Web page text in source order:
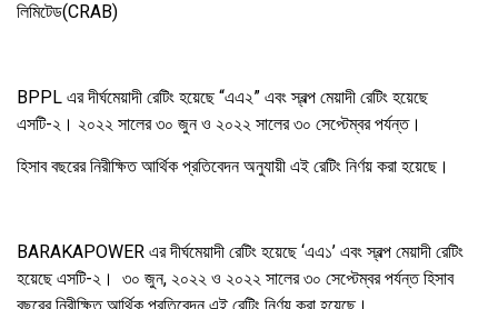
লিমিটেড(CRAB)
BPPL এর দীর্ঘমেয়াদী রেটিং হয়েছে “এএ২” এবং স্বল্প মেয়াদী রেটিং হয়েছে
এসটি-২। ২০২২ সালের ৩০ জুন ও ২০২২ সালের ৩০ সেপ্টেম্বর পর্যন্ত।
হিসাব বছরের নিরীক্ষিত আর্থিক প্রতিবেদন অনুযায়ী এই রেটিং নির্ণয় করা হয়েছে।
BARAKAPOWER এর দীর্ঘমেয়াদী রেটিং হয়েছে ‘এএ১’ এবং স্বল্প মেয়াদী রেটিং
হয়েছে এসটি-২। ৩০ জুন, ২০২২ ও ২০২২ সালের ৩০ সেপ্টেম্বর পর্যন্ত হিসাব